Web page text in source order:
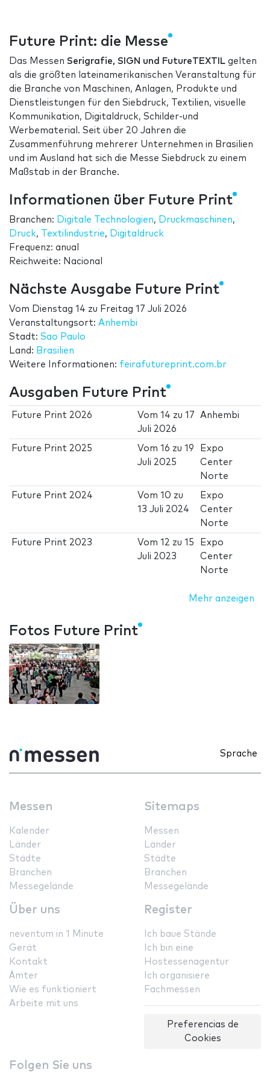
Future Print: die Messe
Das Messen Serigrafie, SIGN und FutureTEXTIL gelten
als die größten lateinamerikanischen Veranstaltung für
die Branche von Maschinen, Anlagen, Produkte und
Dienstleistungen für den Siebdruck, Textilien, visuelle
Kommunikation, Digitaldruck, Schilder-und
Werbematerial. Seit über 20 Jahren die
Zusammenführung mehrerer Unternehmen in Brasilien
und im Ausland hat sich die Messe Siebdruck zu einem
Maßstab in der Branche.
Informationen über Future Print
Branchen: Digitale Technologien, Druckmaschinen,
Druck, Textilindustrie, Digitaldruck
Frequenz: anual
Reichweite: Nacional
Nächste Ausgabe Future Print
Vom Dienstag 14 zu Freitag 17 Juli 2026
Veranstaltungsort: Anhembi
Stadt: Sao Paulo
Land: Brasilien
Weitere Informationen: feirafutureprint.com.br
Ausgaben Future Print
Future Print 2026 Vom14 zu17
Juli 2026
Anhembi
Future Print 2025 Vom16 zu19
Juli 2025
Expo
Center
Norte
Future Print 2024 Vom10 zu
13 Juli 2024
Expo
Center
Norte
Future Print 2023 Vom12 zu15
Juli 2023
Expo
Center
Norte
Mehr anzeigen
Fotos Future Print
Sprache
Messen
Kalender
Länder
Städte
Branchen
Messegelände
Sitemaps
Messen
Länder
Städte
Branchen
Messegelände
Über uns
neventum in 1 Minute
Gerät
Kontakt
Ämter
Wie es funktioniert
Arbeite mit uns
Register
Ich baue Stände
Ich bin eine
Hostessenagentur
Ich organisiere
Fachmessen
Preferencias de
Cookies
Folgen Sie uns